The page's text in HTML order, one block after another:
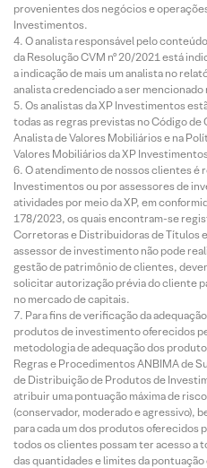
provenientes dos negócios e
Investimentos.
O analista responsável pelo
da Resolução CVM nº 20/2021 está
a indicação de mais um analista no
analista credenciado a ser mencionado
Os analistas da XP Investimentos
todas as regras previstas no Código de
Analista de Valores Mobiliários e na
Valores Mobiliários da XP
O atendimento de nossos clientes é
Investimentos ou por assessores de
atividades por meio da XP, em
178/2023, os quais encontram-se
Corretoras e Distribuidoras de Títulos
assessor de investimento não pode
gestão de patrimônio de clientes,
solicitar autorização prévia do cliente
no mercado de capitais.
Para fins de verificação da
produtos de investimento oferecidos
metodologia de adequação dos
Regras e Procedimentos ANBIMA de
de Distribuição de Produtos de
atribuir uma pontuação máxima de
(conservador, moderado e agressivo),
para cada um dos produtos oferecidos
todos os clientes possam ter acesso a
das quantidades e limites da